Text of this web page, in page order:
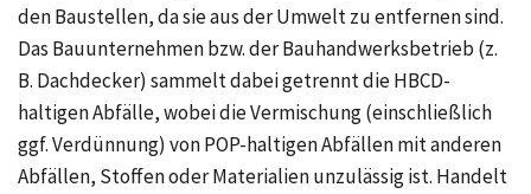
den Baustellen, da sie aus der Umwelt zu entfernen sind.
Das Bauunternehmen bzw. der Bauhandwerksbetrieb (z.
B. Dachdecker) sammelt dabei getrennt die HBCD-
haltigen Abfälle, wobei die Vermischung (einschließlich
ggf. Verdünnung) von POP-haltigen Abfällen mit anderen
Abfällen, Stoffen oder Materialien unzulässig ist. Handelt